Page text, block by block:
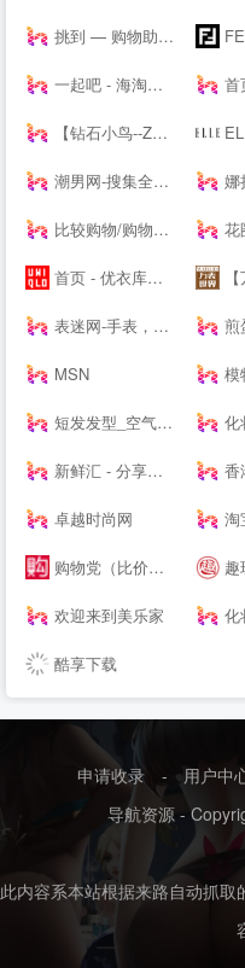
挑到 — 购物助手 超值商品每日海量快报
一起吧 - 海淘购物网站大全，国外购物海外购，全球品牌商家华人网购导航 首
【钻石小鸟--Zbird】-网购珠宝专业品牌 ELLE中
潮男网-搜集全球潮牌及球鞋潮流情报「潮牌球鞋综合站」 娜拉美妆
比较购物/购物搜索/购物返现/-顶九比价购物搜索引擎 花圈店-北京哀思无限花圈店专业提供|花圈|殡
首页 - 优衣库网络-- 【万表世
表迷网-手表，名表，腕表-我的手表网，我的手表专家。 煎
MSN 模特
短发发型_空气刘海_流行发型设计网_美发街 化妆
新鲜汇 - 分享你的消费新主张 香
卓越时尚网 淘
购物党（比价器）_精选每日值得入手促销活动及优惠券_正品比价网_历史价格查询_比价软件_购物党 趣
欢迎来到美乐家 化妆品
酷享下载
申请收录 - 用户中
导航资源 -
此内容系本站根据来路自动抓